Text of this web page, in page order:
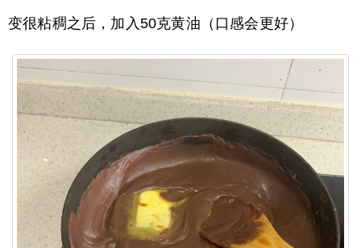
变很粘稠之后，加入50克黄油（口感会更好）